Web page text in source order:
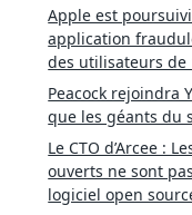
Apple est
application
des utilisateurs de
Peacock rejoindra
que les géants du
Le CTO d’Arcee :
ouverts ne sont
logiciel open